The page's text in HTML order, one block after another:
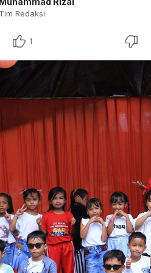
Tim Redaksi
1